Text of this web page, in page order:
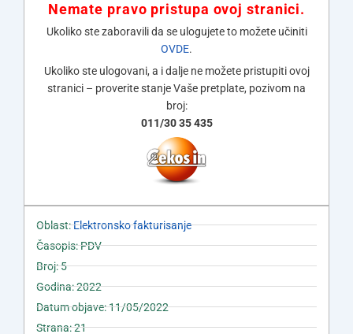
Nemate pravo pristupa ovoj stranici.
Ukoliko ste zaboravili da se ulogujete to možete učiniti
OVDE.
Ukoliko ste ulogovani, a i dalje ne možete pristupiti ovoj
stranici – proverite stanje Vaše pretplate, pozivom na
broj:
011/30 35 435
Oblast:Elektronsko fakturisanje
Časopis: PDV
Broj: 5
Godina: 2022
Datum objave: 11/05/2022
Strana: 21